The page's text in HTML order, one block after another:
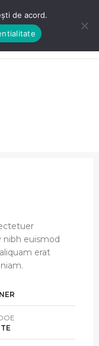
nibh euismod
erat
de acord.